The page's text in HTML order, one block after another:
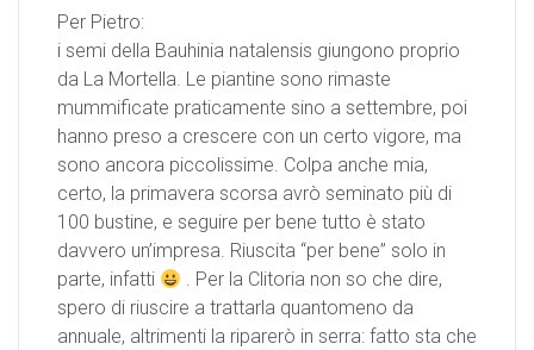
Per Pietro:
i semi della Bauhinia natalensis giungono proprio
da La Mortella. Le piantine sono rimaste
mummificate praticamente sino a settembre, poi
hanno preso a crescere con un certo vigore, ma
sono ancora piccolissime. Colpa anche mia,
certo, la primavera scorsa avrò seminato più di
100 bustine, e seguire per bene tutto è stato
davvero un’impresa. Riuscita “per bene” solo in
parte, infatti
. Per la Clitoria non so che dire,
spero di riuscire a trattarla quantomeno da
annuale, altrimenti la riparerò in serra: fatto sta che